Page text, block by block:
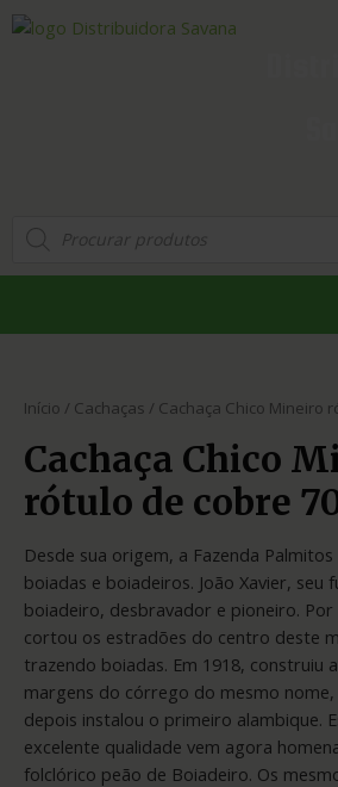
Início / Cachaças / Cachaça Chico Mineiro
Cachaça Chico
rótulo de cobre
Desde sua origem, a Fazenda
boiadas e boiadeiros. João Xavier, seu
boiadeiro, desbravador e pioneiro. Por
cortou os estradões do centro deste
trazendo boiadas. Em 1918, construiu
margens do córrego do mesmo
depois instalou o primeiro alambique.
excelente qualidade vem agora
folclórico peão de Boiadeiro. Os